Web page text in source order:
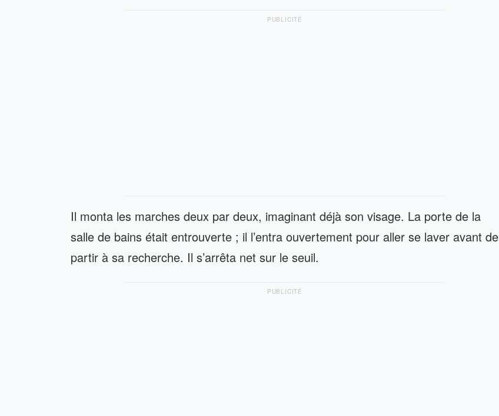
PUBLICITÉ
Il monta les marches deux par deux, imaginant déjà son visage. La porte de la
salle de bains était entrouverte ; il l’entra ouvertement pour aller se laver avant de
partir à sa recherche. Il s’arrêta net sur le seuil.
PUBLICITÉ